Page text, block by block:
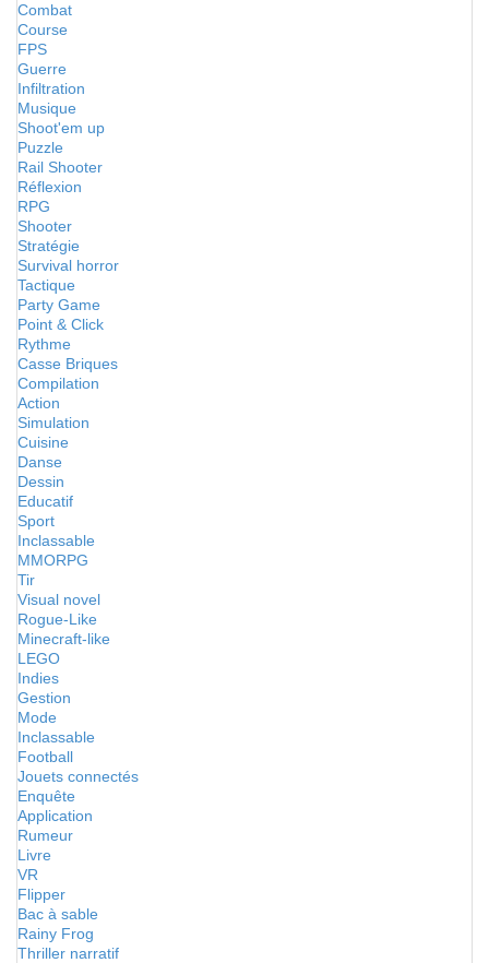
Combat
Course
FPS
Guerre
Infiltration
Musique
Shoot'em up
Puzzle
Rail Shooter
Réflexion
RPG
Shooter
Stratégie
Survival horror
Tactique
Party Game
Point & Click
Rythme
Casse Briques
Compilation
Action
Simulation
Cuisine
Danse
Dessin
Educatif
Sport
Inclassable
MMORPG
Tir
Visual novel
Rogue-Like
Minecraft-like
LEGO
Indies
Gestion
Mode
Inclassable
Football
Jouets connectés
Enquête
Application
Rumeur
Livre
VR
Flipper
Bac à sable
Rainy Frog
Thriller narratif